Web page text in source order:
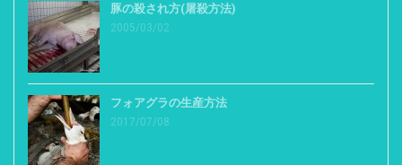
豚の殺され方(屠殺方法)
2005/03/02
フォアグラの生産方法
2017/07/08